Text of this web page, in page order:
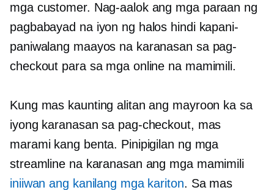
mga customer. Nag-aalok ang mga paraan ng
pagbabayad na iyon ng halos hindi kapani-
paniwalang maayos na karanasan sa pag-
checkout para sa mga online na mamimili.
Kung mas kaunting alitan ang mayroon ka sa
iyong karanasan sa pag-checkout, mas
marami kang benta. Pinipigilan ng mga
streamline na karanasan ang mga mamimili
iniiwan ang kanilang mga kariton. Sa mas